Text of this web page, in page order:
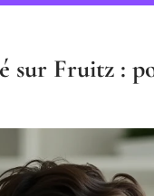
sur Fruitz :